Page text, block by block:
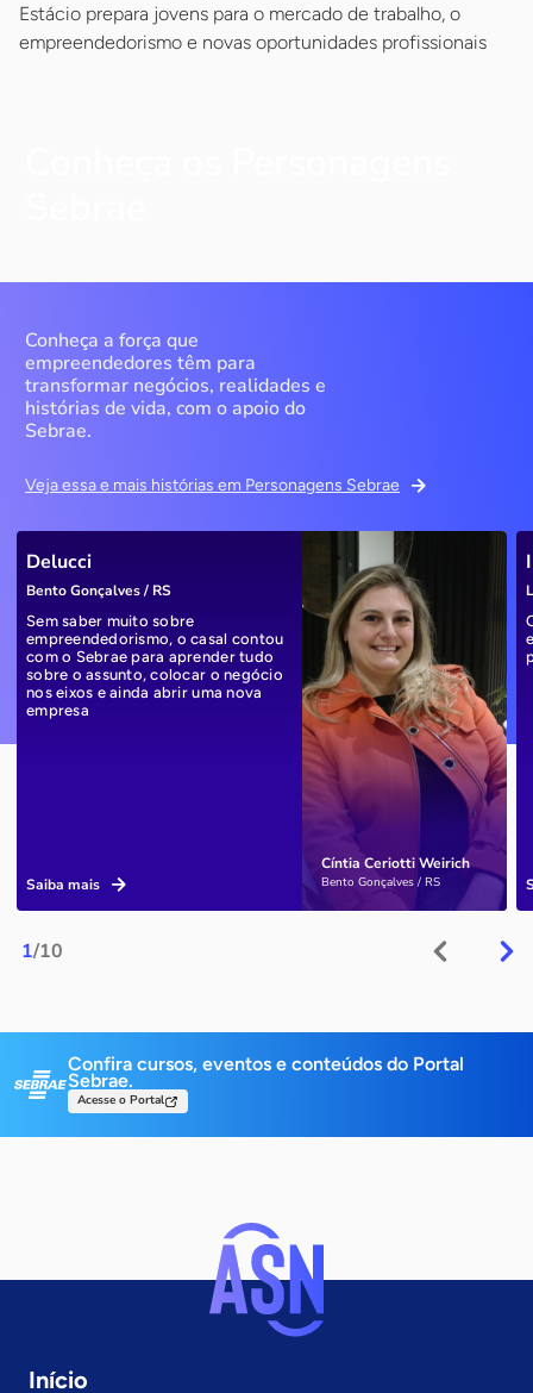
Estácio prepara jovens para o mercado de trabalho, o
empreendedorismo e novas oportunidades profissionais
Conheça a força que
empreendedores têm para
transformar negócios, realidades e
histórias de vida, com o apoio do
Sebrae.
Veja essa e mais histórias em Personagens Sebrae
1/10
Cíntia Ceriotti Weirich
Bento Gonçalves / RS
Delucci
Bento Gonçalves / RS
Sem saber muito sobre
empreendedorismo, o casal contou
com o Sebrae para aprender tudo
sobre o assunto, colocar o negócio
nos eixos e ainda abrir uma nova
empresa
Saiba mais
Confira cursos, eventos e conteúdos do Portal
Sebrae.
Acesse o Portal
Início